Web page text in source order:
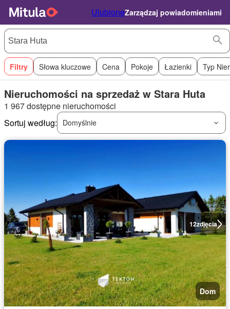
UlubioneZarządzaj powiadomieniami
Filtry Słowa kluczowe Cena Pokoje Łazienki Typ
Nieruchomości na sprzedaż w Stara Huta
1 967 dostępne nieruchomości
Sortuj według:
Domyślnie
12zdjęcia
Dom